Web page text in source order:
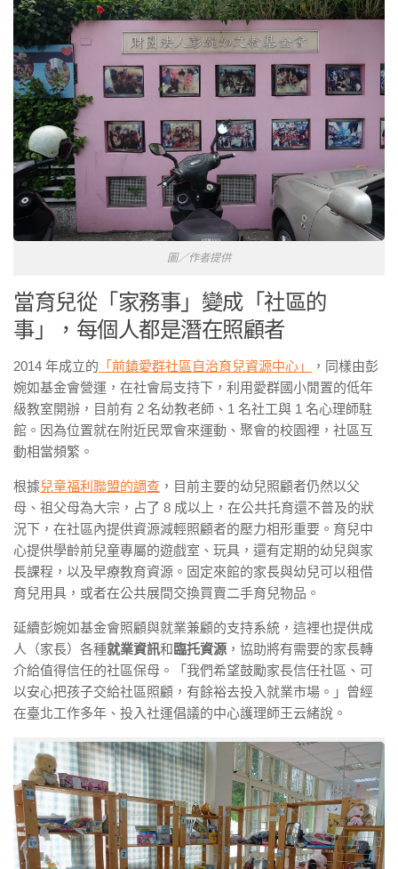
圖／作者提供
當育兒從「家務事」變成「社區的
事」，每個人都是潛在照顧者
2014 年成立的 「前鎮愛群社區自治育兒資源中心」
，同樣由彭
婉如基金會營運，在社會局支持下，利用愛群國小閒置的低年
級教室開辦，目前有 2 名幼教老師、1 名社工與 1 名心理師駐
館。因為位置就在附近民眾會來運動、聚會的校園裡，社區互
動相當頻繁。
根據兒童福利聯盟的調查 ，目前主要的幼兒照顧者仍然以父
母、祖父母為大宗，占了 8 成以上，在公共托育還不普及的狀
況下，在社區內提供資源減輕照顧者的壓力相形重要。育兒中
心提供學齡前兒童專屬的遊戲室、玩具，還有定期的幼兒與家
長課程，以及早療教育資源。固定來館的家長與幼兒可以租借
育兒用具，或者在公共展間交換買賣二手育兒物品。
延續彭婉如基金會照顧與就業兼顧的支持系統，這裡也提供成
人（家長）各種就業資訊和臨托資源 ，協助將有需要的家長轉
介給值得信任的社區保母。「我們希望鼓勵家長信任社區、可
以安心把孩子交給社區照顧，有餘裕去投入就業市場。」曾經
在臺北工作多年、投入社運倡議的中心護理師王云緒說。